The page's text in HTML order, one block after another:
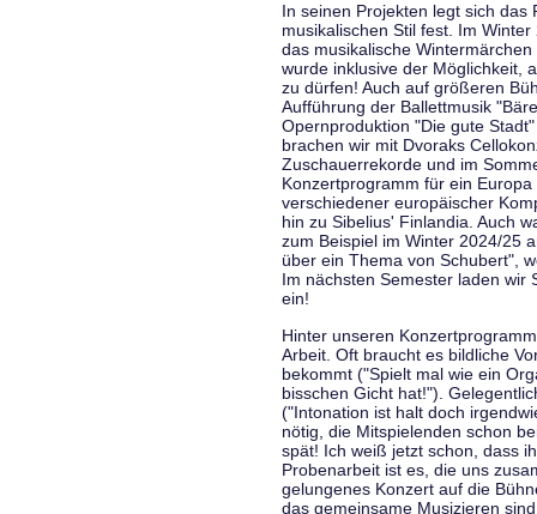
In seinen Projekten legt sich das
musikalischen Stil fest. Im
das musikalische
wurde inklusive der Möglichkeit,
zu dürfen! Auch auf größeren
Aufführung der Ballettmusik
Opernproduktion "Die gute
brachen wir mit Dvoraks
Zuschauerrekorde und im
Konzertprogramm für ein
verschiedener europäischer
hin zu Sibelius' Finlandia. Auch
zum Beispiel im Winter 2024/25
über ein Thema von Schubert",
Im nächsten Semester laden wir
ein!
Hinter unseren
Arbeit. Oft braucht es bildliche
bekommt ("Spielt mal wie ein
bisschen Gicht hat!").
("Intonation ist halt doch
nötig, die Mitspielenden schon
spät! Ich weiß jetzt schon, dass
Probenarbeit ist es, die uns
gelungenes Konzert auf die
das gemeinsame Musizieren